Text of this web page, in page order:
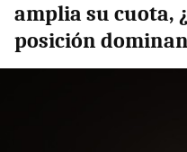
amplia su cuota,
posición